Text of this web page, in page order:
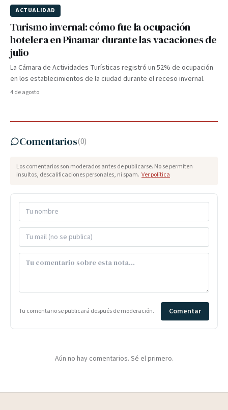
ACTUALIDAD
Turismo invernal: cómo fue la ocupación
hotelera en Pinamar durante las vacaciones de
julio
La Cámara de Actividades Turísticas registró un 52% de ocupación
en los establecimientos de la ciudad durante el receso invernal.
4 de agosto
Comentarios(0)
Los comentarios son moderados antes de publicarse. No se permiten
insultos, descalificaciones personales, ni spam. Ver política
Tu comentario se publicará después de moderación. Comentar
Aún no hay comentarios. Sé el primero.